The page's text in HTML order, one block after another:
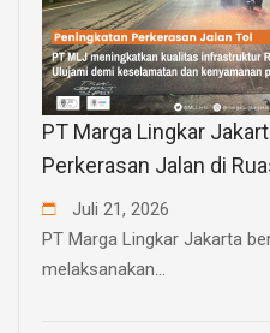
PT Marga Lingkar
Perkerasan Jalan di
Juli 21, 2026
PT Marga Lingkar Jakarta
melaksanakan...